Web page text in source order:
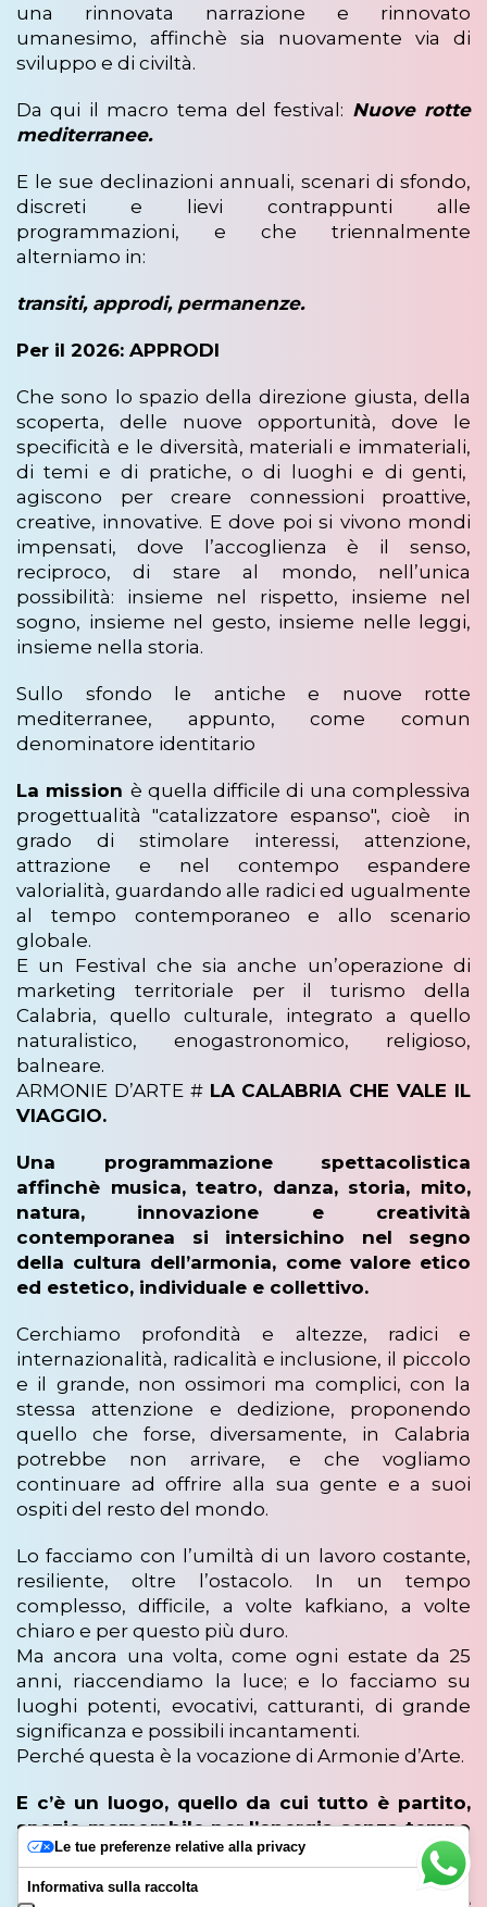
una rinnovata narrazione e rinnovato
umanesimo, affinchè sia nuovamente via di
sviluppo e di civiltà.
Da qui il macro tema del festival: Nuove rotte
mediterranee.
E le sue declinazioni annuali, scenari di sfondo,
discreti e lievi contrappunti alle
programmazioni, e che triennalmente
alterniamo in:
transiti, approdi, permanenze.
Per il 2026: APPRODI
Che sono lo spazio della direzione giusta, della
scoperta, delle nuove opportunità, dove le
specificità e le diversità, materiali e immateriali,
di temi e di pratiche, o di luoghi e di genti,
agiscono per creare connessioni proattive,
creative, innovative. E dove poi si vivono mondi
impensati, dove l’accoglienza è il senso,
reciproco, di stare al mondo, nell’unica
possibilità: insieme nel rispetto, insieme nel
sogno, insieme nel gesto, insieme nelle leggi,
insieme nella storia.
Sullo sfondo le antiche e nuove rotte
mediterranee, appunto, come comun
denominatore identitario
La mission è quella difficile di una complessiva
progettualità "catalizzatore espanso", cioè in
grado di stimolare interessi, attenzione,
attrazione e nel contempo espandere
valorialità, guardando alle radici ed ugualmente
al tempo contemporaneo e allo scenario
globale.
E un Festival che sia anche un’operazione di
marketing territoriale per il turismo della
Calabria, quello culturale, integrato a quello
naturalistico, enogastronomico, religioso,
balneare.
ARMONIE D’ARTE # LA CALABRIA CHE VALE IL
VIAGGIO.
Una programmazione spettacolistica
affinchè musica, teatro, danza, storia, mito,
natura, innovazione e creatività
contemporanea si intersichino nel segno
della cultura dell’armonia, come valore etico
ed estetico, individuale e collettivo.
Cerchiamo profondità e altezze, radici e
internazionalità, radicalità e inclusione, il piccolo
e il grande, non ossimori ma complici, con la
stessa attenzione e dedizione, proponendo
quello che forse, diversamente, in Calabria
potrebbe non arrivare, e che vogliamo
continuare ad offrire alla sua gente e a suoi
ospiti del resto del mondo.
Lo facciamo con l’umiltà di un lavoro costante,
resiliente, oltre l’ostacolo. In un tempo
complesso, difficile, a volte kafkiano, a volte
chiaro e per questo più duro.
Ma ancora una volta, come ogni estate da 25
anni, riaccendiamo la luce; e lo facciamo su
luoghi potenti, evocativi, catturanti, di grande
significanza e possibili incantamenti.
Perché questa è la vocazione di Armonie d’Arte.
E c’è un luogo, quello da cui tutto è partito,
spazio memorabile per l’energia senza tempo
che trasuda tra pietre millenarie e ulivi
secolari:
il Parco archeologico nazionale di
Scolacium
(Borgia – CZ , Calabria ) che
Le tue preferenze relative alla privacy
Informativa sulla raccolta